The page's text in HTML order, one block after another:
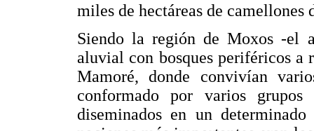
miles de hectáreas de camellones
Siendo la región de Moxos -el
aluvial con bosques periféricos a
Mamoré, donde convivían
conformado por varios
diseminados en un